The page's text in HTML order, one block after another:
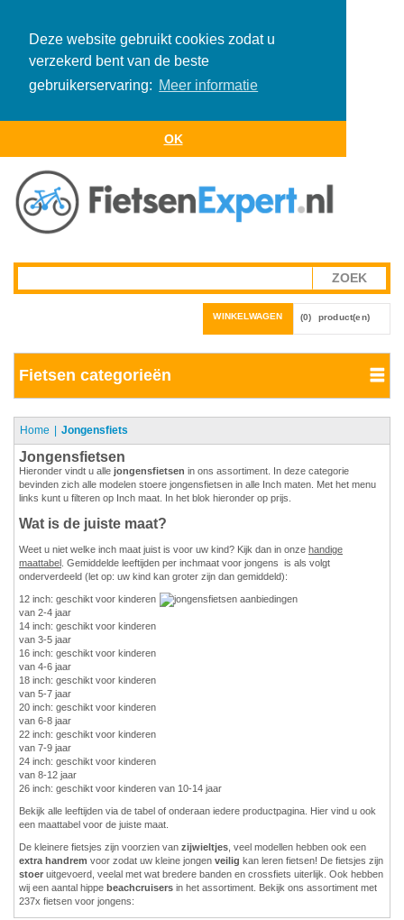
Deze website gebruikt cookies zodat u
verzekerd bent van de beste
gebruikerservaring: Meer informatie
OK
WINKELWAGEN (0) product(en)
Fietsen categorieën
Home Jongensfiets
Jongensfietsen
Hieronder vindt u alle jongensfietsen in ons assortiment. In deze categorie
bevinden zich alle modelen stoere jongensfietsen in alle Inch maten. Met het menu
links kunt u filteren op Inch maat. In het blok hieronder op prijs.
Wat is de juiste maat?
Weet u niet welke inch maat juist is voor uw kind? Kijk dan in onze handige
maattabel . Gemiddelde leeftijden per inchmaat voor jongens is als volgt
onderverdeeld (let op: uw kind kan groter zijn dan gemiddeld):
12 inch: geschikt voor kinderen
van 2-4 jaar
14 inch: geschikt voor kinderen
van 3-5 jaar
16 inch: geschikt voor kinderen
van 4-6 jaar
18 inch: geschikt voor kinderen
van 5-7 jaar
20 inch: geschikt voor kinderen
van 6-8 jaar
22 inch: geschikt voor kinderen
van 7-9 jaar
24 inch: geschikt voor kinderen
van 8-12 jaar
26 inch: geschikt voor kinderen van 10-14 jaar
Bekijk alle leeftijden via de tabel of onderaan iedere productpagina. Hier vind u ook
een maattabel voor de juiste maat.
De kleinere fietsjes zijn voorzien van zijwieltjes , veel modellen hebben ook een
extra handrem voor zodat uw kleine jongen veilig kan leren fietsen! De fietsjes zijn
stoer uitgevoerd, veelal met wat bredere banden en crossfiets uiterlijk. Ook hebben
wij een aantal hippe beachcruisers in het assortiment. Bekijk ons assortiment met
237x fietsen voor jongens: